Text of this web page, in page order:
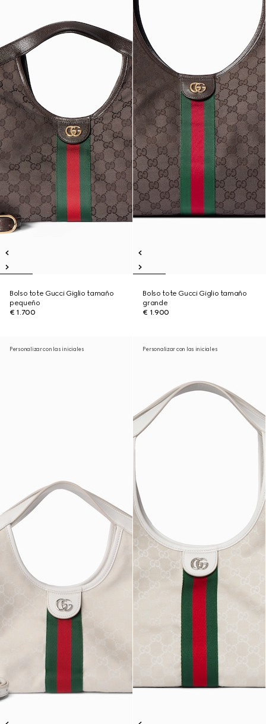
Bolso tote Gucci Giglio tamaño
pequeño
€ 1.700
Bolso tote Gucci Giglio tamaño
grande
€ 1.900
Personalizar con las iniciales Personalizar con las iniciales